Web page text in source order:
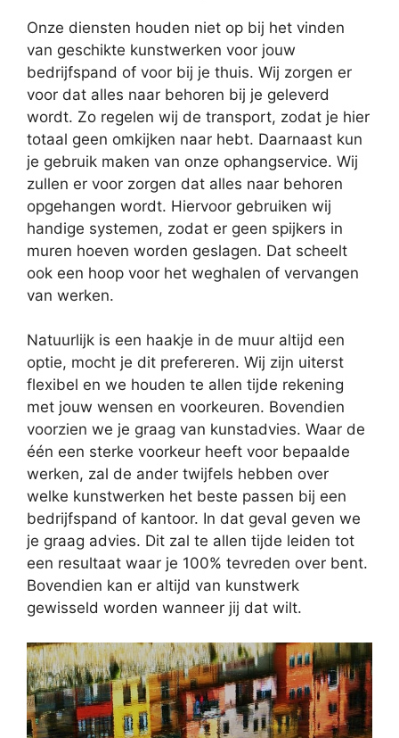
Onze diensten houden niet op bij het vinden
van geschikte kunstwerken voor jouw
bedrijfspand of voor bij je thuis. Wij zorgen er
voor dat alles naar behoren bij je geleverd
wordt. Zo regelen wij de transport, zodat je hier
totaal geen omkijken naar hebt. Daarnaast kun
je gebruik maken van onze ophangservice. Wij
zullen er voor zorgen dat alles naar behoren
opgehangen wordt. Hiervoor gebruiken wij
handige systemen, zodat er geen spijkers in
muren hoeven worden geslagen. Dat scheelt
ook een hoop voor het weghalen of vervangen
van werken.
Natuurlijk is een haakje in de muur altijd een
optie, mocht je dit prefereren. Wij zijn uiterst
flexibel en we houden te allen tijde rekening
met jouw wensen en voorkeuren. Bovendien
voorzien we je graag van kunstadvies. Waar de
één een sterke voorkeur heeft voor bepaalde
werken, zal de ander twijfels hebben over
welke kunstwerken het beste passen bij een
bedrijfspand of kantoor. In dat geval geven we
je graag advies. Dit zal te allen tijde leiden tot
een resultaat waar je 100% tevreden over bent.
Bovendien kan er altijd van kunstwerk
gewisseld worden wanneer jij dat wilt.